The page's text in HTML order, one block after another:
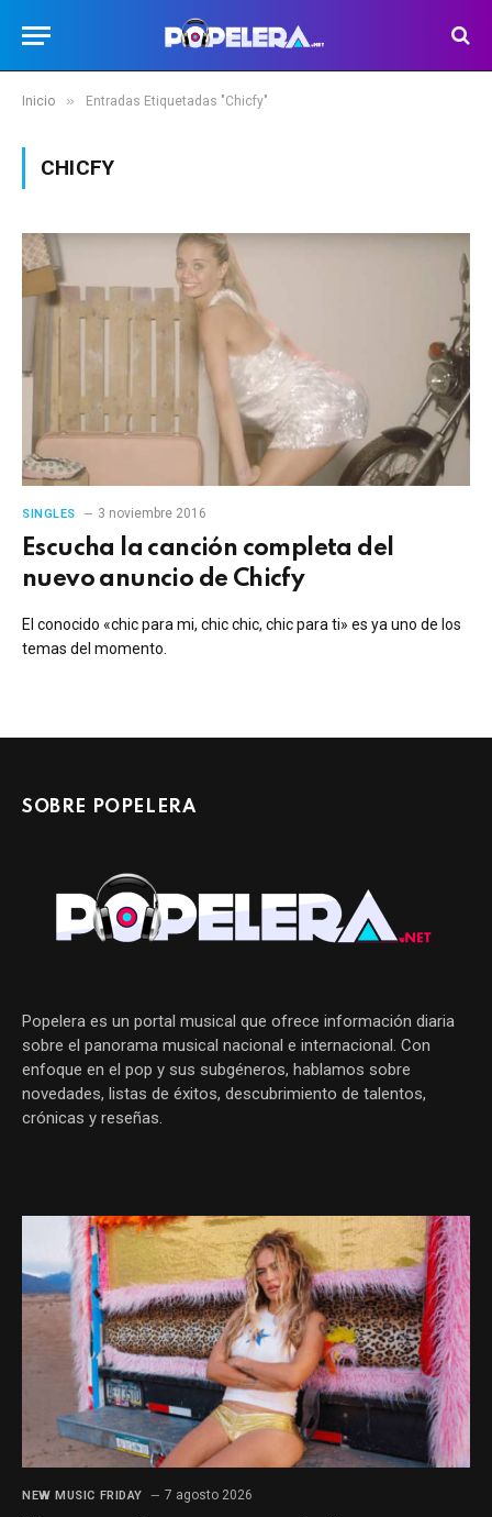
Inicio » Entradas Etiquetadas "Chicfy"
CHICFY
SINGLES 3 noviembre 2016
Escucha la canción completa del
nuevo anuncio de Chicfy
El conocido «chic para mi, chic chic, chic para ti» es ya uno de los
temas del momento.
SOBRE POPELERA
Popelera es un portal musical que ofrece información diaria
sobre el panorama musical nacional e internacional. Con
enfoque en el pop y sus subgéneros, hablamos sobre
novedades, listas de éxitos, descubrimiento de talentos,
crónicas y reseñas.
NEW MUSIC FRIDAY 7 agosto 2026